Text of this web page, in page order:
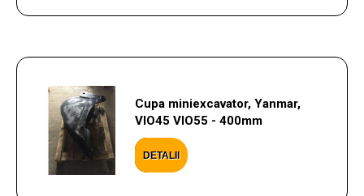
Cupa miniexcavator, Yanmar,
VIO45 VIO55 - 400mm
DETALII